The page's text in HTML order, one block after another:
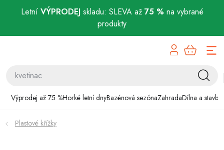
Letní VÝPRODEJskladu: SLEVA až 75 % na vybrané
produkty
Výprodej až 75 %Horké letní dnyBazénová sezónaZahradaDílna a stavba
Bazénová sezóna
Zahrada
Plastové křížky